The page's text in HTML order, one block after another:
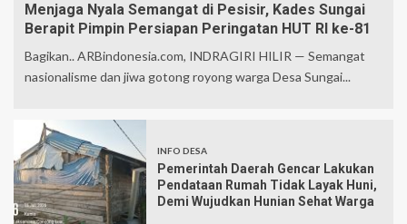
Menjaga Nyala Semangat di Pesisir, Kades Sungai
Berapit Pimpin Persiapan Peringatan HUT RI ke-81
Bagikan.. ARBindonesia.com, INDRAGIRI HILIR — Semangat
nasionalisme dan jiwa gotong royong warga Desa Sungai...
INFO DESA
Pemerintah Daerah Gencar Lakukan
Pendataan Rumah Tidak Layak Huni,
Demi Wujudkan Hunian Sehat Warga